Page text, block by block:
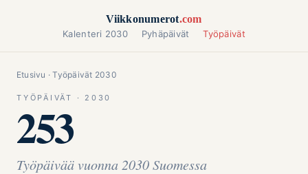
Viikkonumerot.com
Kalenteri 2030 Pyhäpäivät Työpäivät
Etusivu · Työpäivät 2030
TYÖPÄIVÄT · 2030
253
Työpäivää vuonna 2030 Suomessa